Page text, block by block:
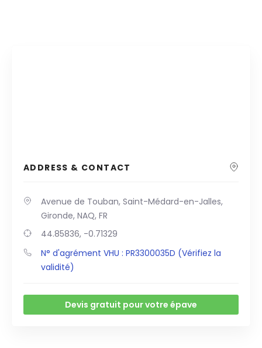
ADDRESS & CONTACT
Avenue de Touban, Saint-Médard-en-Jalles,
Gironde, NAQ, FR
44.85836, -0.71329
N° d'agrément VHU : PR3300035D (Vérifiez la
validité)
Devis gratuit pour votre épave